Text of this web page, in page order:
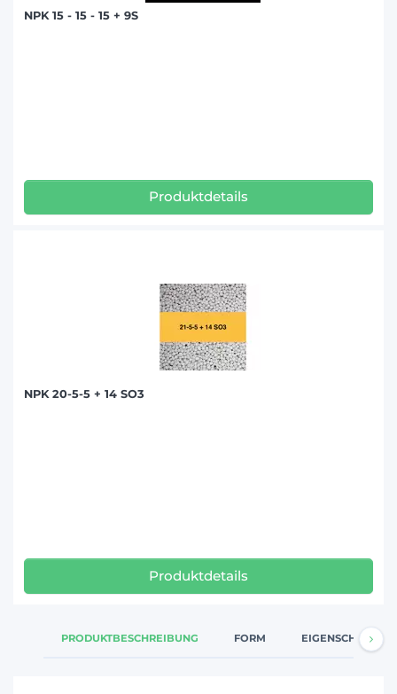
NPK 15 - 15 - 15 + 9S
Produktdetails
NPK 20-5-5 + 14 SO3
Produktdetails
PRODUKTBESCHREIBUNG FORM EIGENSCHAFTEN